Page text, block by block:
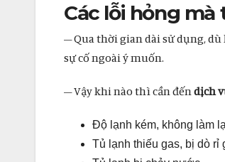
Các lỗi hỏng
– Qua thời gian dài sử dụng,
sự cố ngoài ý muốn.
– Vậy khi nào thì cần đếndịch
Độ lạnh kém, không làm
Tủ lạnh thiếu gas, bị dò rỉ